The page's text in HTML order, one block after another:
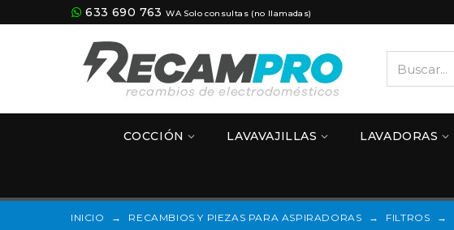
633 690 763 WA Solo consultas (no llamadas)
COCCIÓN LAVAVAJILLAS LAVADORAS
INICIO → RECAMBIOS Y PIEZAS PARA ASPIRADORAS → FILTROS →